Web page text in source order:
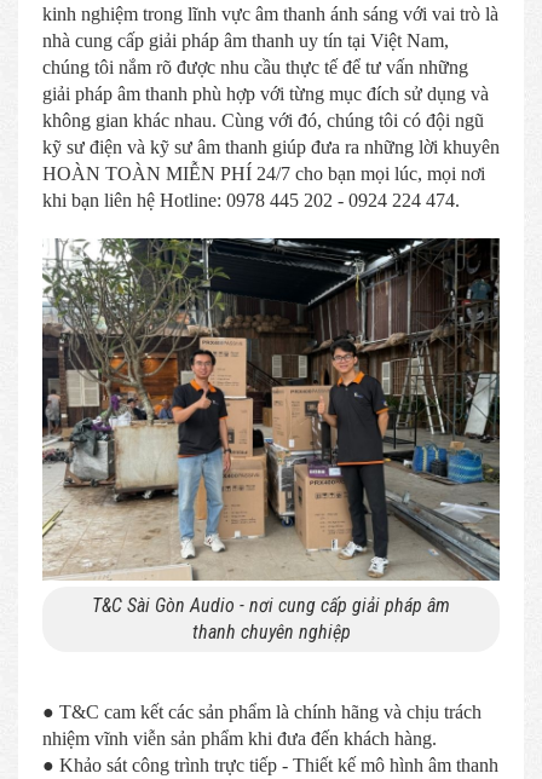
kinh nghiệm trong lĩnh vực âm thanh ánh sáng với vai trò là
nhà cung cấp giải pháp âm thanh uy tín tại Việt Nam,
chúng tôi nắm rõ được nhu cầu thực tế để tư vấn những
giải pháp âm thanh phù hợp với từng mục đích sử dụng và
không gian khác nhau. Cùng với đó, chúng tôi có đội ngũ
kỹ sư điện và kỹ sư âm thanh giúp đưa ra những lời khuyên
HOÀN TOÀN MIỄN PHÍ 24/7 cho bạn mọi lúc, mọi nơi
khi bạn liên hệ Hotline: 0978 445 202 - 0924 224 474.
T&C Sài Gòn Audio - nơi cung cấp giải pháp âm
thanh chuyên nghiệp
● T&C cam kết các sản phẩm là chính hãng và chịu trách
nhiệm vĩnh viễn sản phẩm khi đưa đến khách hàng.
● Khảo sát công trình trực tiếp - Thiết kế mô hình âm thanh